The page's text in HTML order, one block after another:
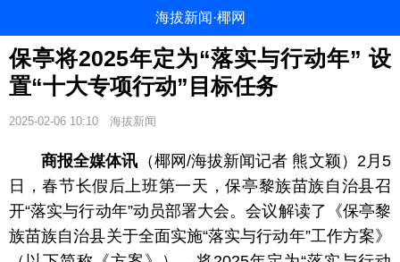
海拔新闻·椰网
保亭将2025年定为“落实与行动年” 设
置“十大专项行动”目标任务
2025-02-06 10:10 海拔新闻
商报全媒体讯 （椰网/海拔新闻记者 熊文颖）2月5
日，春节长假后上班第一天，保亭黎族苗族自治县召
开“落实与行动年”动员部署大会。会议解读了《保亭黎
族苗族自治县关于全面实施“落实与行动年”工作方案》